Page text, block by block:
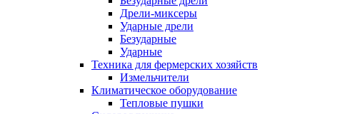
Дрели-миксеры
Ударные дрели
Безударные
Ударные
Техника для фермерских хозяйств
Измельчители
Климатическое оборудование
Тепловые пушки